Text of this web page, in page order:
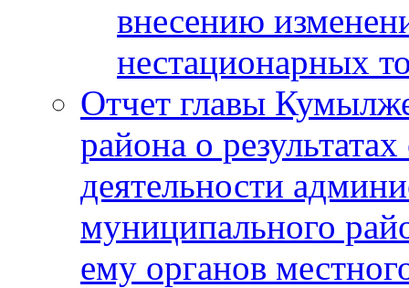
внесению
нестационарных
Отчет главы
района о
деятельности
муниципального
ему органов